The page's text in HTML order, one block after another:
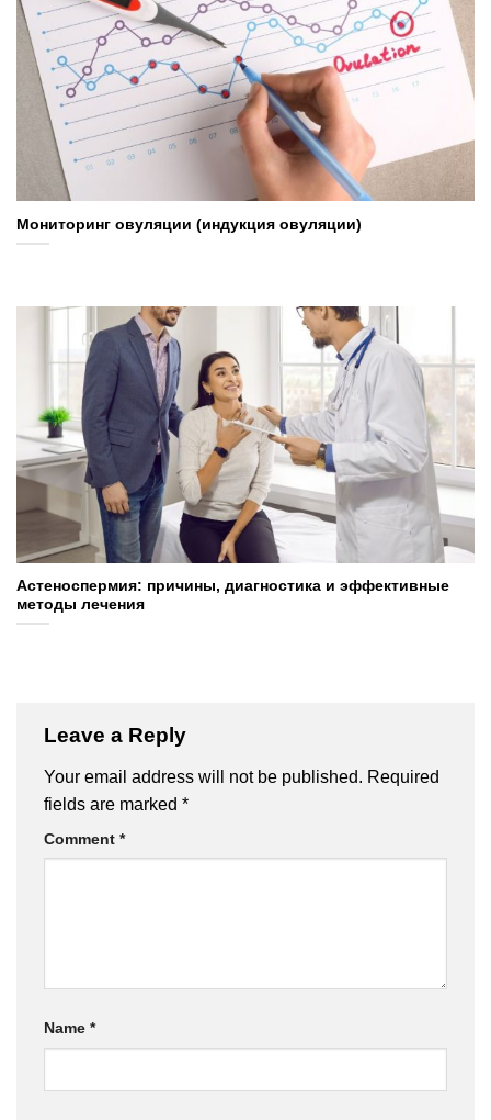
Мониторинг овуляции (индукция овуляции)
Астеноспермия: причины, диагностика и эффективные
методы лечения
Leave a Reply
Your email address will not be published. Required
fields are marked *
Comment *
Name *